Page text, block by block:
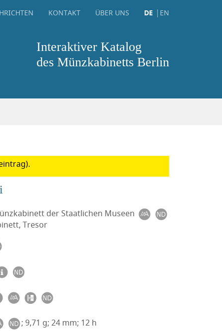
KONTAKT ÜBER UNS DE EN
Interaktiver Katalog
des Münzkabinetts Berlin
der Staatlichen Museen
Tresor
; 9,71 g; 24 mm; 12 h